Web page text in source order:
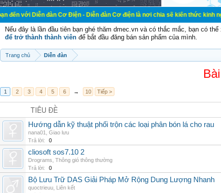
Diễn đàn Cơ Điện - Diễn đàn Cơ điện là nơi chia sẽ kiến thức kinh
Nếu đây là lần đầu tiên bạn ghé thăm dmec.vn và có thắc mắc, bạn có
để trở thành thành viên để bắt đầu đăng bán sản phẩm của mình.
Trang chủ Diễn đàn
1 2 3 4 5 6 → 10 Tiếp >
TIÊU ĐỀ
Hướng dẫn kỹ thuật phối trộn các loại phân bón lá cho rau
nana01
Giao lưu
Trả lời:
0
cliosoft sos7.10 2
Drograms Thông gió thông thường
Trả lời:
0
Bộ Lưu Trữ DAS Giải Pháp Mở Rộng Dung Lượng Nhanh
quoctrieuu Liên kết